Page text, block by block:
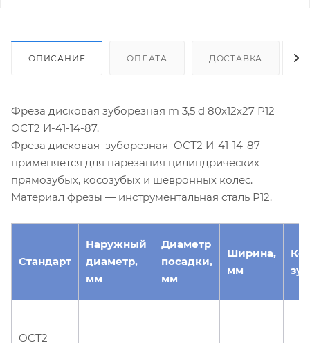
ОПИСАНИЕ ОПЛАТА ДОСТАВКА
Фреза дисковая зуборезная m 3,5 d 80х12х27 Р12
ОСТ2 И-41-14-87.
Фреза дисковая зуборезная ОСТ2 И-41-14-87
применяется для нарезания цилиндрических
прямозубых, косозубых и шевронных колес.
Материал фрезы — инструментальная сталь Р12.
Стандарт
Наружный
диаметр,
мм
Диаметр
посадки,
мм
Ширина,
мм
ОСТ2